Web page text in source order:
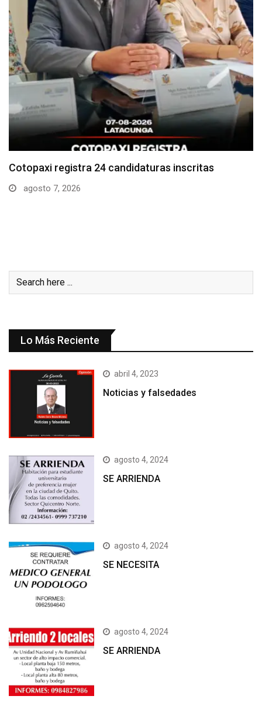
Parque Nacional Cotopaxi espera alta afluencia de
visitantes…
Lo Más Reciente
abril 4, 2023
Noticias y falsedades
agosto 4, 2024
SE ARRIENDA
agosto 4, 2024
SE NECESITA
agosto 4, 2024
SE ARRIENDA